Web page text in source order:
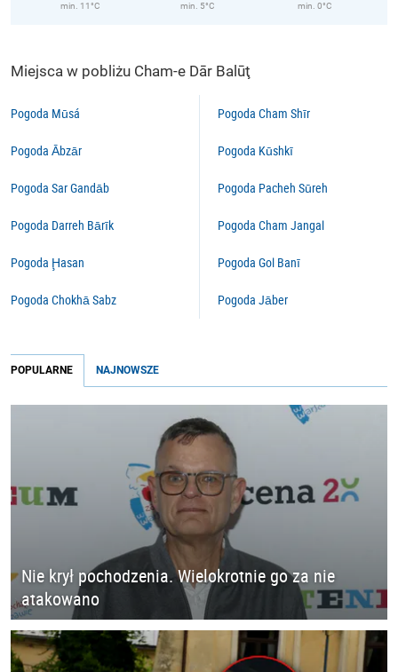
min. 11°C
min. 5°C
min. 0°C
Miejsca w pobliżu Cham-e Dār Balūţ
Pogoda Mūsá
Pogoda Ābzār
Pogoda Sar Gandāb
Pogoda Darreh Bārīk
Pogoda Ḩasan
Pogoda Chokhā Sabz
Pogoda Cham Shīr
Pogoda Kūshkī
Pogoda Pacheh Sūreh
Pogoda Cham Jangal
Pogoda Gol Banī
Pogoda Jāber
POPULARNE NAJNOWSZE
Nie krył pochodzenia. Wielokrotnie go za nie
atakowano